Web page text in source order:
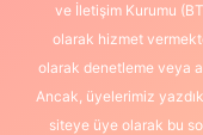
ve İletişim Kurumu
olarak hizmet
olarak denetleme veya
Ancak, üyelerimiz
siteye üye olarak bu